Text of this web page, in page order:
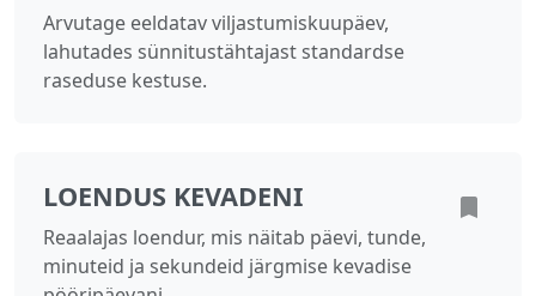
Arvutage eeldatav viljastumiskuupäev,
lahutades sünnitustähtajast standardse
raseduse kestuse.
LOENDUS KEVADENI
Reaalajas loendur, mis näitab päevi, tunde,
minuteid ja sekundeid järgmise kevadise